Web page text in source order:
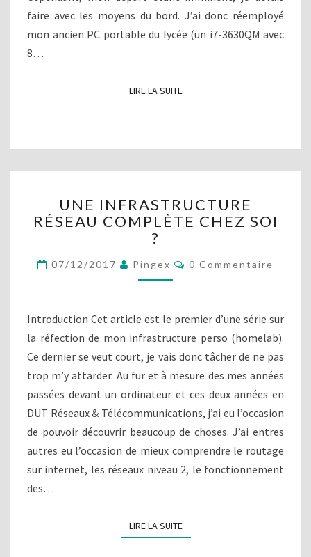
U
R
É
E
E
L
E
O
N
9
0
0
faire avec les moyens du bord. J’ai donc réemployé
mon ancien PC portable du lycée (un i7-3630QM avec
8…
LIRE LA SUITELIRE LA SUITE
N
E
I
F
R
T
R
U
C
R
E
R
É
U
C
UNE INFRASTRUCTURE
RÉSEAU COMPLÈTE CHEZ SOI
?
07/12/2017 Pingex
C
O
T
A
I
R
S
0 Commentaire
Introduction Cet article est le premier d’une série sur
la réfection de mon infrastructure perso (homelab).
Ce dernier se veut court, je vais donc tâcher de ne pas
trop m’y attarder. Au fur et à mesure des mes années
passées devant un ordinateur et ces deux années en
DUT Réseaux & Télécommunications, j’ai eu l’occasion
de pouvoir découvrir beaucoup de choses. J’ai entres
autres eu l’occasion de mieux comprendre le routage
sur internet, les réseaux niveau 2, le fonctionnement
des…
LIRE LA SUITELIRE LA SUITE